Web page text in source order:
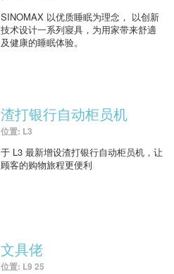
SINOMAX 以优质睡眠为理念， 以创新
技术设计一系列寢具，为用家带来舒適
及健康的睡眠体验。
渣打银行自动柜员机
位置: L3
于 L3 最新增设渣打银行自动柜员机，让
顾客的购物旅程更便利
文具佬
位置: L9 25